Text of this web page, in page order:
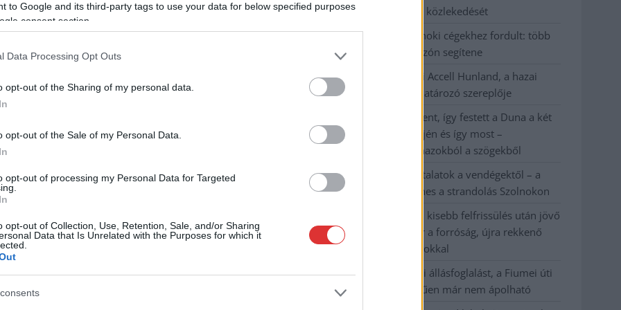
to Google and its third-party tags to use your data for below specified purposes
consent section.
Data Processing Opt Outs
opt-out of the Sharing of my personal data.
opt-out of the Sale of my Personal Data.
opt-out of processing my Personal Data for Targeted
opt-out of Collection, Use, Retention, Sale, and/or Sharing
Data that Is Unrelated with the Purposes for which it
indul a
központjává válik
indul a XXXIV.
hőségriasztás és
Meghosszabbította az ország egész
Tisztifőorvos augusztus 7-én éjfélig,
Kecskemét vasútvonal közlekedését
A polgármester a szolnoki cégekhez fordult: több
száz elbocsátott dolgozón segítene
Csődbe ment a tószegi Accell Hunland, a hazai
kerékpárgyártás meghatározó szereplője
Egyszer fent, egyszer lent, így festett a Duna a két
évvel ezelőtti árvíz idején és így most –
fotógyűjtemény ugyanazokból a szögekből
Ilyenek eddig a tapasztalatok a vendégektől – a
hőhullám miatt ingyenes a strandolás Szolnokon
Nem biztató: a hétvégi kisebb felfrissülés után jövő
héten megint visszatér a forróság, újra rekkenő
hőség jön, akár 38 fokokkal
Közzétették a szakértői állásfoglalást, a Fiumei úti
fák többsége szakszerűen már nem ápolható